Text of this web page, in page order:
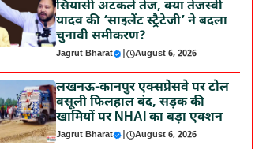
सियासी अटकलें तेज, क्या तेजस्वी
यादव की ‘साइलेंट स्ट्रैटेजी’ ने बदला
चुनावी समीकरण?
Jagrut Bharat | August 6, 2026
लखनऊ-कानपुर एक्सप्रेसवे पर टोल
वसूली फिलहाल बंद, सड़क की
खामियों पर NHAI का बड़ा एक्शन
Jagrut Bharat | August 6, 2026